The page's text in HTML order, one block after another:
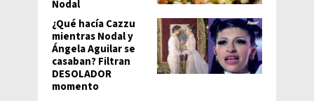
Nodal
¿Qué hacía Cazzu
mientras Nodal y
Ángela Aguilar se
casaban? Filtran
DESOLADOR
momento